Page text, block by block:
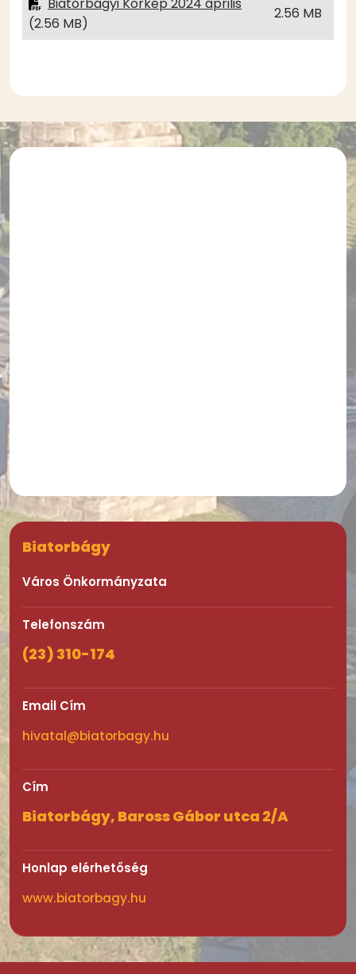
(2.56 MB)
2.56 MB
Biatorbágy
Város Önkormányzata
Telefonszám
(23) 310-174
Email Cím
hivatal@biatorbagy.hu
Cím
Biatorbágy, Baross Gábor utca 2/A
Honlap elérhetőség
www.biatorbagy.hu